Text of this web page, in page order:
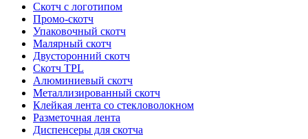
Скотч с логотипом
Промо-скотч
Упаковочный скотч
Малярный скотч
Двусторонний скотч
Скотч TPL
Алюминиевый скотч
Металлизированный скотч
Клейкая лента со стекловолокном
Разметочная лента
Диспенсеры для скотча